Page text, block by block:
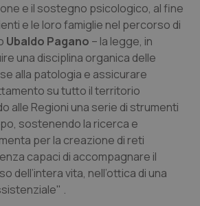
& Testa Collo
e il sostegno psicologico, al fine
e le loro famiglie nel percorso di
Ubaldo Pagano – la legge, in
una disciplina organica delle
alla patologia e assicurare
su tutto il territorio
alle Regioni una serie di strumenti
sostenendo la ricerca e
per la creazione di reti
capaci di accompagnare il
dell’intera vita, nell’ottica di una
.